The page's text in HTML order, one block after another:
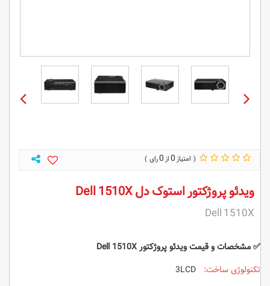
0
0
ویدئو پروژکتور استوک دل Dell 1510X
Dell 1510X
✅ مشخصات و قیمت ویدئو پروژکتور Dell 1510X
تکنولوژی ساخت: